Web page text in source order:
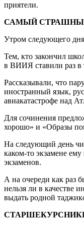
приятели.
САМЫЙ
Утром следующего
Тем, кто закончил
в ВИИЯ ставили раз в
Рассказывали, что
иностранный язык,
авиакатастрофе над
Для сочинения
хорошо» и «Образы
На следующий день
каком-то экзамене
экзаменов.
А на очереди как раз
нельзя ли в качестве
выдать родной